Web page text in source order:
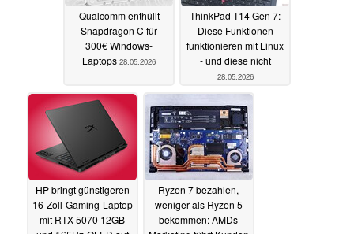
Qualcomm enthüllt
Snapdragon C für
300€ Windows-
Laptops 28.05.2026
ThinkPad T14 Gen 7:
Diese Funktionen
funktionieren mit Linux
- und diese nicht
28.05.2026
HP bringt günstigeren
16-Zoll-Gaming-Laptop
mit RTX 5070 12GB
Ryzen 7 bezahlen,
weniger als Ryzen 5
bekommen: AMDs